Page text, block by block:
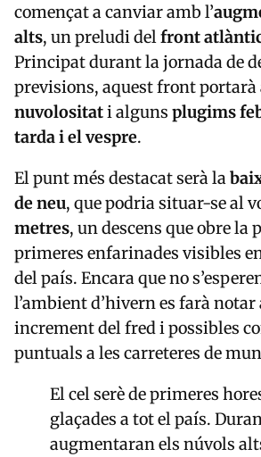
començat a canviar amb l’
alts, un preludi delfront
Principat durant la jornada de
previsions, aquest front portarà
nuvolositati alguns plugims
tarda i el vespre.
El punt més destacat serà la
de neu, que podria situar-se al
metres, un descens que obre la
primeres enfarinades visibles
del país. Encara que no
l’ambient d’hivern es farà
increment del fred i possibles
puntuals a les carreteres de
El cel serè de primeres
glaçades a tot el país.
augmentaran els núvols